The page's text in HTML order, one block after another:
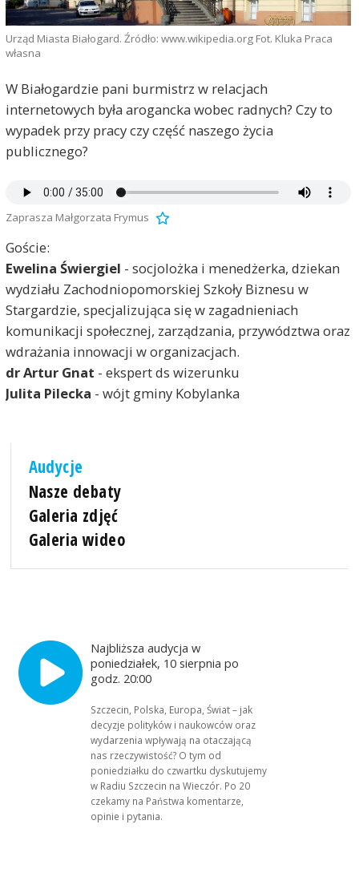
Urząd Miasta Białogard. Źródło: www.wikipedia.org Fot. Kluka Praca
własna
W Białogardzie pani burmistrz w relacjach
internetowych była arogancka wobec radnych? Czy to
wypadek przy pracy czy część naszego życia
publicznego?
Zaprasza Małgorzata Frymus
Goście:
Ewelina Świergiel - socjolożka i menedżerka, dziekan
wydziału Zachodniopomorskiej Szkoły Biznesu w
Stargardzie, specjalizująca się w zagadnieniach
komunikacji społecznej, zarządzania, przywództwa oraz
wdrażania innowacji w organizacjach.
dr Artur Gnat - ekspert ds wizerunku
Julita Pilecka - wójt gminy Kobylanka
Audycje
Nasze debaty
Galeria zdjęć
Galeria wideo
Najbliższa audycja w
poniedziałek, 10 sierpnia po
godz. 20:00
Szczecin, Polska, Europa, Świat – jak
decyzje polityków i naukowców oraz
wydarzenia wpływają na otaczającą
nas rzeczywistość? O tym od
poniedziałku do czwartku dyskutujemy
w Radiu Szczecin na Wieczór. Po 20
czekamy na Państwa komentarze,
opinie i pytania.